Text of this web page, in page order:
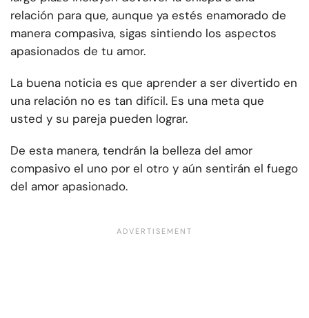
relación para que, aunque ya estés enamorado de
manera compasiva, sigas sintiendo los aspectos
apasionados de tu amor.
La buena noticia es que aprender a ser divertido en
una relación no es tan difícil. Es una meta que
usted y su pareja pueden lograr.
De esta manera, tendrán la belleza del amor
compasivo el uno por el otro y aún sentirán el fuego
del amor apasionado.